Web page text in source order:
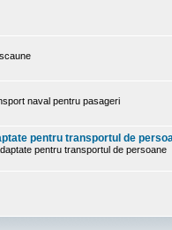
naval pentru pasageri
pentru transportul de
pentru transportul de persoane